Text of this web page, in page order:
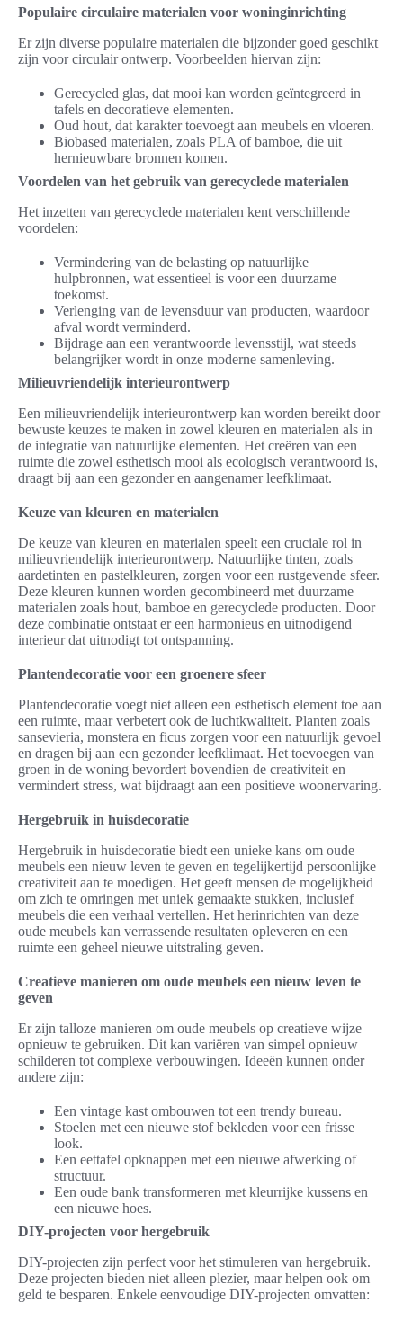
Populaire circulaire materialen voor woninginrichting
Er zijn diverse populaire materialen die bijzonder goed geschikt
zijn voor circulair ontwerp. Voorbeelden hiervan zijn:
Gerecycled glas, dat mooi kan worden geïntegreerd in
tafels en decoratieve elementen.
Oud hout, dat karakter toevoegt aan meubels en vloeren.
Biobased materialen, zoals PLA of bamboe, die uit
hernieuwbare bronnen komen.
Voordelen van het gebruik van gerecyclede materialen
Het inzetten van gerecyclede materialen kent verschillende
voordelen:
Vermindering van de belasting op natuurlijke
hulpbronnen, wat essentieel is voor een duurzame
toekomst.
Verlenging van de levensduur van producten, waardoor
afval wordt verminderd.
Bijdrage aan een verantwoorde levensstijl, wat steeds
belangrijker wordt in onze moderne samenleving.
Milieuvriendelijk interieurontwerp
Een milieuvriendelijk interieurontwerp kan worden bereikt door
bewuste keuzes te maken in zowel kleuren en materialen als in
de integratie van natuurlijke elementen. Het creëren van een
ruimte die zowel esthetisch mooi als ecologisch verantwoord is,
draagt bij aan een gezonder en aangenamer leefklimaat.
Keuze van kleuren en materialen
De keuze van kleuren en materialen speelt een cruciale rol in
milieuvriendelijk interieurontwerp. Natuurlijke tinten, zoals
aardetinten en pastelkleuren, zorgen voor een rustgevende sfeer.
Deze kleuren kunnen worden gecombineerd met duurzame
materialen zoals hout, bamboe en gerecyclede producten. Door
deze combinatie ontstaat er een harmonieus en uitnodigend
interieur dat uitnodigt tot ontspanning.
Plantendecoratie voor een groenere sfeer
Plantendecoratie voegt niet alleen een esthetisch element toe aan
een ruimte, maar verbetert ook de luchtkwaliteit. Planten zoals
sansevieria, monstera en ficus zorgen voor een natuurlijk gevoel
en dragen bij aan een gezonder leefklimaat. Het toevoegen van
groen in de woning bevordert bovendien de creativiteit en
vermindert stress, wat bijdraagt aan een positieve woonervaring.
Hergebruik in huisdecoratie
Hergebruik in huisdecoratie biedt een unieke kans om oude
meubels een nieuw leven te geven en tegelijkertijd persoonlijke
creativiteit aan te moedigen. Het geeft mensen de mogelijkheid
om zich te omringen met uniek gemaakte stukken, inclusief
meubels die een verhaal vertellen. Het herinrichten van deze
oude meubels kan verrassende resultaten opleveren en een
ruimte een geheel nieuwe uitstraling geven.
Creatieve manieren om oude meubels een nieuw leven te
geven
Er zijn talloze manieren om oude meubels op creatieve wijze
opnieuw te gebruiken. Dit kan variëren van simpel opnieuw
schilderen tot complexe verbouwingen. Ideeën kunnen onder
andere zijn:
Een vintage kast ombouwen tot een trendy bureau.
Stoelen met een nieuwe stof bekleden voor een frisse
look.
Een eettafel opknappen met een nieuwe afwerking of
structuur.
Een oude bank transformeren met kleurrijke kussens en
een nieuwe hoes.
DIY-projecten voor hergebruik
DIY-projecten zijn perfect voor het stimuleren van hergebruik.
Deze projecten bieden niet alleen plezier, maar helpen ook om
geld te besparen. Enkele eenvoudige DIY-projecten omvatten: